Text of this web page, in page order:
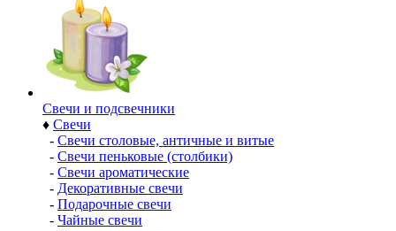
Свечи и подсвечники
♦ Свечи
- Свечи столовые, античные и витые
- Свечи пеньковые (столбики)
- Свечи ароматические
- Декоративные свечи
- Подарочные свечи
- Чайные свечи